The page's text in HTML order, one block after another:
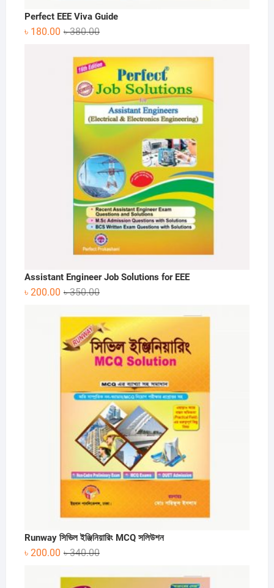
Perfect EEE Viva Guide
৳380.00Original
was:
৳ 380.00.
৳ 180.00
Current
is:
৳ 180.00.
Assistant Engineer Job Solutions for EEE
৳350.00Original
was:
৳ 350.00.
৳ 200.00
Current
is:
৳ 200.00.
Runway সিভিল ইঞ্জিনিয়ারিং MCQ সলিউশন
৳340.00Original
was:
৳ 200.00
Current
is: